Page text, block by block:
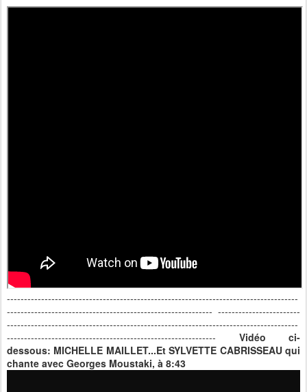
-------------------------------------------------------------------------------------
------------------------------------------------------------ ------------------------
-------------------------------------------------------------------------------------
------------------------------------------------------------- Vidéo ci-
dessous: MICHELLE MAILLET...Et SYLVETTE CABRISSEAU qui
chante avec Georges Moustaki, à 8:43